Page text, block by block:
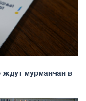
ждут мурманчан в